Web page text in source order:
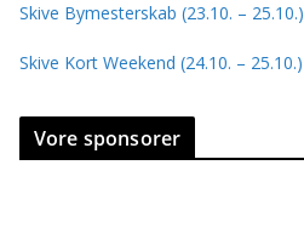
Skive Bymesterskab (23.10. – 25.10.)
Skive Kort Weekend (24.10. – 25.10.)
Vore sponsorer